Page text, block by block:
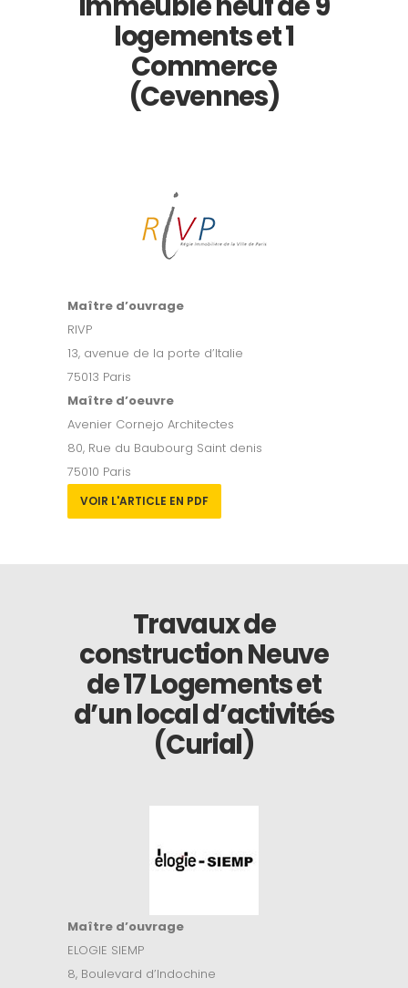
logements et 1
Commerce
(Cevennes)
Maître d’ouvrage
RIVP
13, avenue de la porte d’Italie
75013 Paris
Maître d’oeuvre
Avenier Cornejo Architectes
80, Rue du Baubourg Saint denis
75010 Paris
VOIR L'ARTICLE EN PDF
Travaux de
construction Neuve
de 17 Logements et
d’un local d’activités
(Curial)
Maître d’ouvrage
ELOGIE SIEMP
8, Boulevard d’Indochine